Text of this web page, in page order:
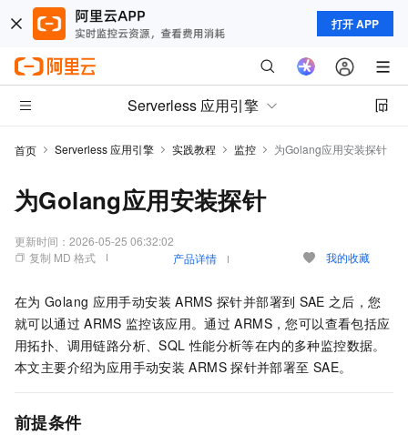
打开 APP
Serverless 应用引擎
首页 Serverless 应用引擎 实践教程 监控 为Golang应用安装探针
为Golang应用安装探针
更新时间： 2026-05-25 06:32:02
复制 MD 格式
产品详情 我的收藏
在为 Golang 应用手动安装 ARMS 探针并部署到 SAE 之后，您
就可以通过 ARMS 监控该应用。通过 ARMS，您可以查看包括应
用拓扑、调用链路分析、SQL 性能分析等在内的多种监控数据。
本文主要介绍为应用手动安装 ARMS 探针并部署至 SAE。
前提条件